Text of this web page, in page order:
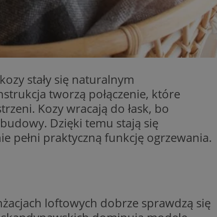
stały się naturalnym
tworzą połączenie, które
Kozy wracają do łask, bo
Dzięki temu stają się
pełni praktyczną funkcję ogrzewania.
loftowych dobrze sprawdzą się
sesji.
sesji.
sesji.
o zgodzie
dotyczących
w kolejnych
musi ponownie
wygodę i
ludzi i botów. Jest
ponieważ
na temat
Cookie-
poprawnie.
ludzi i botów. Jest